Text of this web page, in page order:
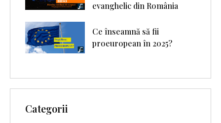
evanghelic din România
Ce înseamnă să fii
proeuropean în 2025?
Categorii